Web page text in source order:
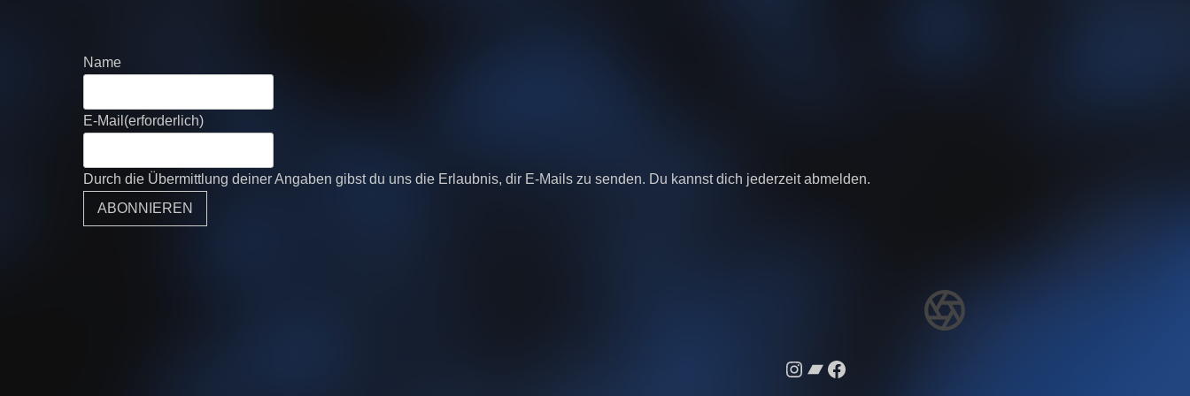
Name
E-Mail (erforderlich)
Durch die Übermittlung deiner Angaben gibst du uns die Erlaubnis, dir E-Mails zu senden. Du kannst dich jederzeit abmelden.
ABONNIEREN
Instagram
Bandcamp
Facebook